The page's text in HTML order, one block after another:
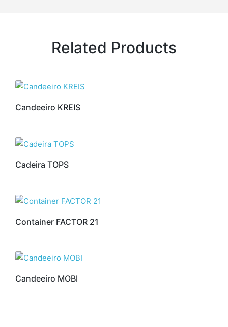
Related Products
Candeeiro KREIS
Cadeira TOPS
Container FACTOR 21
Candeeiro MOBI